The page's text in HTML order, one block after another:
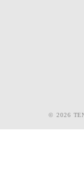
© 2026